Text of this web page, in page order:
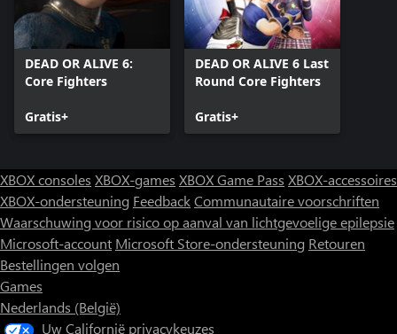
DEAD OR ALIVE 6:
Core Fighters
Gratis+
DEAD OR ALIVE 6 Last
Round Core Fighters
Gratis+
XBOX consoles XBOX-games XBOX Game Pass XBOX-accessoires
XBOX-ondersteuning FeedbackCommunautaire voorschriften
Waarschuwing voor risico op aanval van lichtgevoelige epilepsie
Microsoft-account Microsoft Store-ondersteuning Retouren
Bestellingen volgen
Games
Nederlands (België)
Uw Californië privacykeuzes